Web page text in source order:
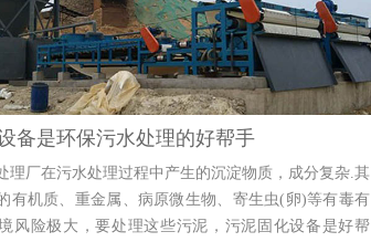
备是环保污水处理的好帮手
理厂在污水处理过程中产生的沉淀物质，成分复杂.其
有机质、重金属、病原微生物、寄生虫(卵)等有毒有
风险极大，要处理这些污泥，污泥固化设备是好帮